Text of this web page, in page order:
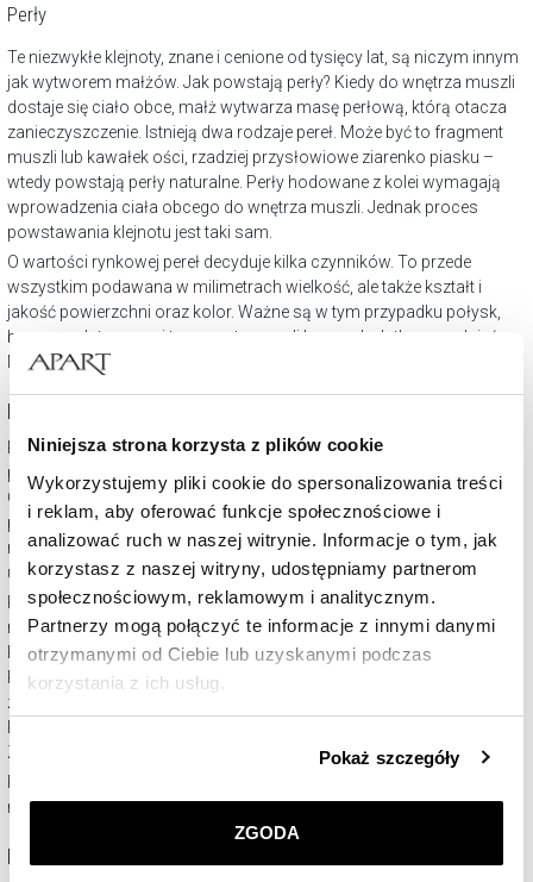
Niniejsza strona korzysta z plików cookie
Wykorzystujemy pliki cookie do spersonalizowania treści
i reklam, aby oferować funkcje społecznościowe i
analizować ruch w naszej witrynie. Informacje o tym, jak
korzystasz z naszej witryny, udostępniamy partnerom
społecznościowym, reklamowym i analitycznym.
Partnerzy mogą połączyć te informacje z innymi danymi
otrzymanymi od Ciebie lub uzyskanymi podczas
korzystania z ich usług.
przez nas plików cookie znajdziesz wPolityce
prywatności.
Pokaż szczegóły
ZGODA
Perły
Te niezwykłe klejnoty, znane i cenione od tysięcy lat, są niczym innym
jak wytworem małżów. Jak powstają perły? Kiedy do wnętrza muszli
dostaje się ciało obce, małż wytwarza masę perłową, którą otacza
zanieczyszczenie. Istnieją dwa rodzaje pereł. Może być to fragment
muszli lub kawałek ości, rzadziej przysłowiowe ziarenko piasku –
wtedy powstają perły naturalne. Perły hodowane z kolei wymagają
wprowadzenia ciała obcego do wnętrza muszli. Jednak proces
powstawania klejnotu jest taki sam.
O wartości rynkowej pereł decyduje kilka czynników. To przede
wszystkim podawana w milimetrach wielkość, ale także kształt i
jakość powierzchni oraz kolor. Ważne są w tym przypadku połysk,
barwa podstawowa i tzw. overton, czyli barwa dodatkowa, odcień.
Najbardziej cenione są perły białe z różowym overtonem.
Perły naturalne
Perły naturalne – jak powstają? Tak jak wspomniano wcześniej, perły
powstają na skutek przedostania się do wnętrza małża ciała obcego.
Gdy zanieczyszczenie to ma charakter naturalny, perła powstaje w
przyrodzie bez ingerencji człowieka. Wielkość pereł naturalnych jest
różna. Osiągają rozmiar od podobnego do główki od szpilki, a mogą
urosnąć nawet do rozmiaru jajka.
Perły naturalne słonowodne to te, które powstają w środowisku
morskim lub oceanicznym. Pochodzą z rejonów m.in. Zatoki
Perskiej, Oceanu Indyjskiego, Polinezji, Australii, Filipin czy Indonezji.
Perły naturalne słodkowodne to z kolei te tworzone przez mięczaki
zamieszkujące rzeki i naturalne lub sztuczne zbiorniki wodne.
Pochodzą z takich rejonów jak Chiny, Japonia, Tajlandia, Stany
Zjednoczone, Kanada i niektóre części Europy.
Perły naturalne tworzy około 1 na 30-40 małżów, a popyt na te
niezwykłe kamienie jest coraz większy. Stąd zaczęto hodować perły.
Perły hodowane